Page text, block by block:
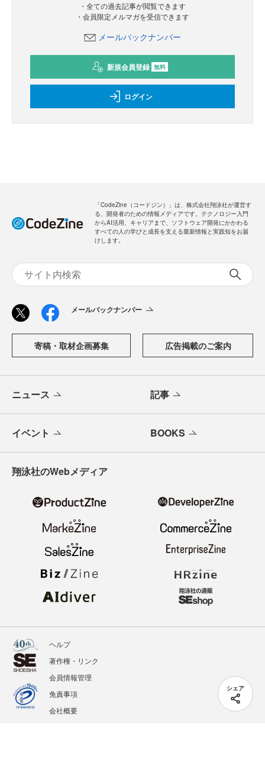
シェア
・全ての過去記事が閲覧できます
・会員限定メルマガを受信できます
メールバックナンバー
新規会員登録 無料
ログイン
「CodeZine（コードジン）」は、株式会社翔泳社が運営す
る、開発者のための情報メディアです。テクノロジー入門
からAI活用、キャリアまで、ソフトウェア開発にかかわる
すべての人の学びと成長を支える最新情報と実践知をお届
けします。
メールバックナンバー
寄稿・取材企画募集 広告掲載のご案内
ニュース 記事
イベント BOOKS
翔泳社のWebメディア
ヘルプ
著作権・リンク
会員情報管理
免責事項
会社概要